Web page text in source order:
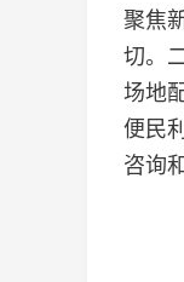
聚焦
切。
场地
便民
咨询